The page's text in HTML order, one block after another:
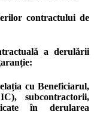
contractului de
a derulării
cu Beneficiarul,
subcontractorii,
în derularea